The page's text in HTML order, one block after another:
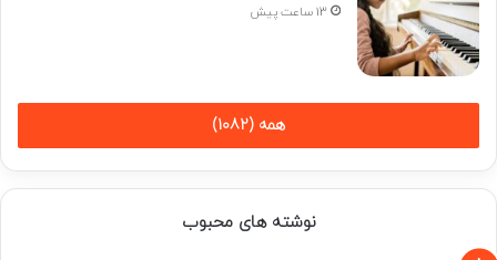
13 ساعت پیش
همه (1082)
نوشته های محبوب